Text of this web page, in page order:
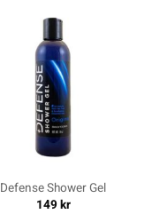
Defense Shower Gel
149kr